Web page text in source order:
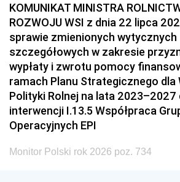
KOMUNIKAT MINISTRA
ROZWOJU WSI z dnia 22 lipca
sprawie zmienionych wytycznych
szczegółowych w zakresie
wypłaty i zwrotu pomocy
ramach Planu Strategicznego dla
Polityki Rolnej na lata 2023–2027
interwencji I.13.5 Współpraca
Operacyjnych EPI
Monitor Polski rok 2026 poz. 734